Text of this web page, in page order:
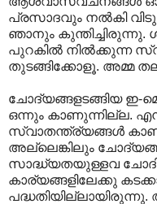
പ്രസാദവും നല്‍കി
ഞാനും കുന്തിച്ചിരുന്നു.
പുറകില്‍ നില്‍ക്കുന്ന
തുടങ്ങിക്കോളൂ. അമ്മ
ചോദ്യങ്ങളടങ്ങിയ ഇ-
ഒന്നും കാണുന്നില്ല.
സ്വാതന്ത്ര്യങ്ങള്‍
അല്ലെങ്കിലും
സാദ്ധ്യതയുള്ളവ
കാര്യങ്ങളിലേക്കു